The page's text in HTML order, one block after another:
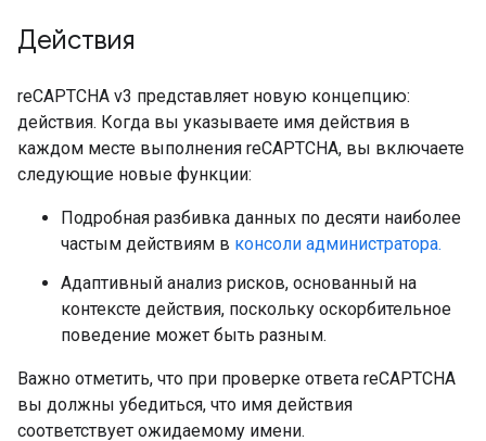
Действия
reCAPTCHA v3 представляет новую концепцию:
действия. Когда вы указываете имя действия в
каждом месте выполнения reCAPTCHA, вы включаете
следующие новые функции:
Подробная разбивка данных по десяти наиболее
частым действиям в консоли администратора.
Адаптивный анализ рисков, основанный на
контексте действия, поскольку оскорбительное
поведение может быть разным.
Важно отметить, что при проверке ответа reCAPTCHA
вы должны убедиться, что имя действия
соответствует ожидаемому имени.